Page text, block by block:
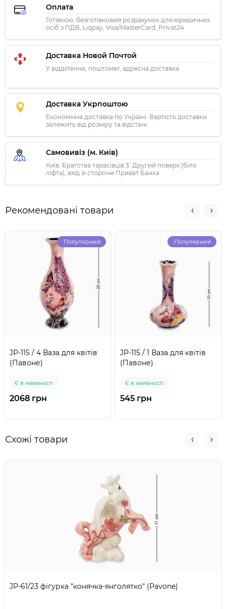
Оплата
Готівкою, безготівковий розрахунок для юридичних
осіб з ПДВ, Liqpay, Visa/MasterCard, Privat24
Доставка Новой Почтой
У відділення, поштомат, адресна доставка
Доставка Укрпоштою
Економічна доставка по Україні. Вартість доставки
залежить від розміру та відстані.
Самовивіз (м. Київ)
Київ. Братства тарасівців 3. Другий поверх (біля
ліфта), вхід зі сторони Приват Банка
Рекомендовані товари
Популярний
JP-115 / 4 Ваза для квітів
(Павоне)
Є в наявності
2068 грн
Популярний
JP-115 / 1 Ваза для квітів
(Павоне)
Є в наявності
545 грн
Схожі товари
JP-61/23 фігурка "конячка-янголятко" (Pavone)